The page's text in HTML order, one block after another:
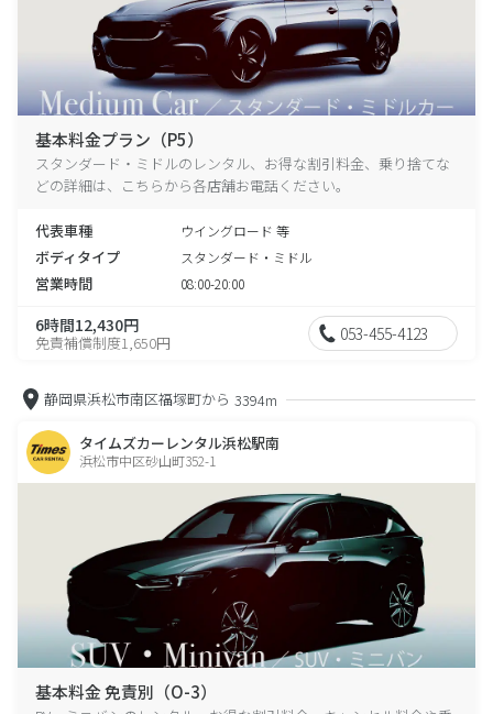
基本料金プラン（P5）
スタンダード・ミドルのレンタル、お得な割引料金、乗り捨てな
どの詳細は、こちらから各店舗お電話ください。
代表車種 ウイングロード 等
ボディタイプ スタンダード・ミドル
営業時間 08:00-20:00
6時間12,430円
免責補償制度1,650円 053-455-4123
静岡県浜松市南区福塚町から 3394m
タイムズカーレンタル浜松駅南
浜松市中区砂山町352-1
基本料金 免責別（O-3）